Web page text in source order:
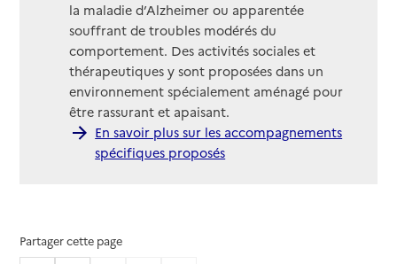
la maladie d’Alzheimer ou apparentée
souffrant de troubles modérés du
comportement. Des activités sociales et
thérapeutiques y sont proposées dans un
environnement spécialement aménagé pour
être rassurant et apaisant.
En savoir plus sur les accompagnements
spécifiques proposés
Partager cette page